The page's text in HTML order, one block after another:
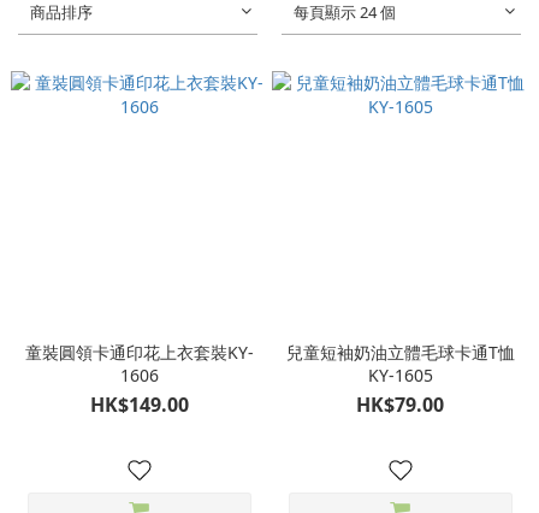
商品排序 每頁顯示 24 個
童裝圓領卡通印花上衣套裝KY-
1606
HK$149.00
兒童短袖奶油立體毛球卡通T恤
KY-1605
HK$79.00